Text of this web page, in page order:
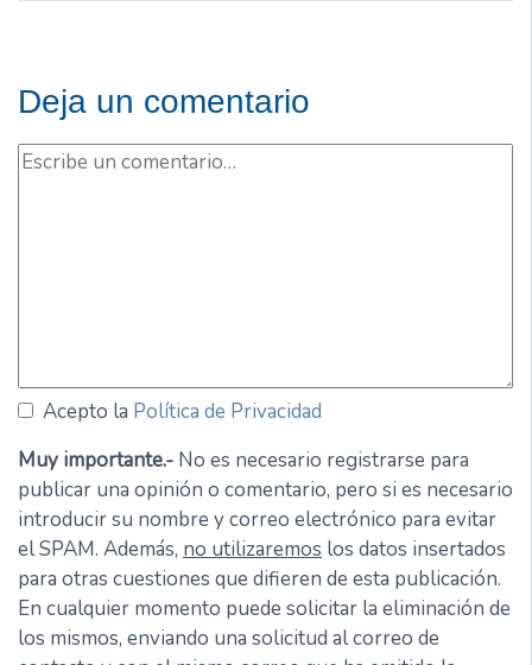
Deja un comentario
Acepto la Política de Privacidad
Muy importante.- No es necesario registrarse para
publicar una opinión o comentario, pero si es necesario
introducir su nombre y correo electrónico para evitar
el SPAM. Además, no utilizaremos los datos insertados
para otras cuestiones que difieren de esta publicación.
En cualquier momento puede solicitar la eliminación de
los mismos, enviando una solicitud al correo de